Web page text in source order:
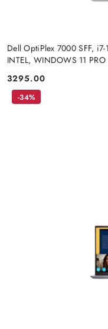
Dell OptiPlex 7000 SFF,
INTEL, WINDOWS 11 PRO
Cena:
3295.00
-34%